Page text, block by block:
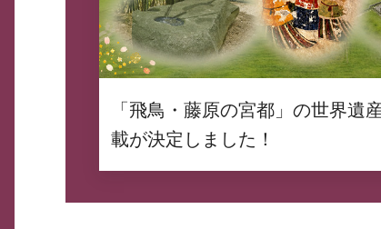
「飛鳥・藤原の宮都」の世界遺
載が決定しました！